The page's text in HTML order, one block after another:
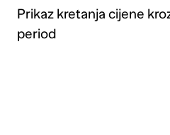
Prikaz kretanja cijene
period